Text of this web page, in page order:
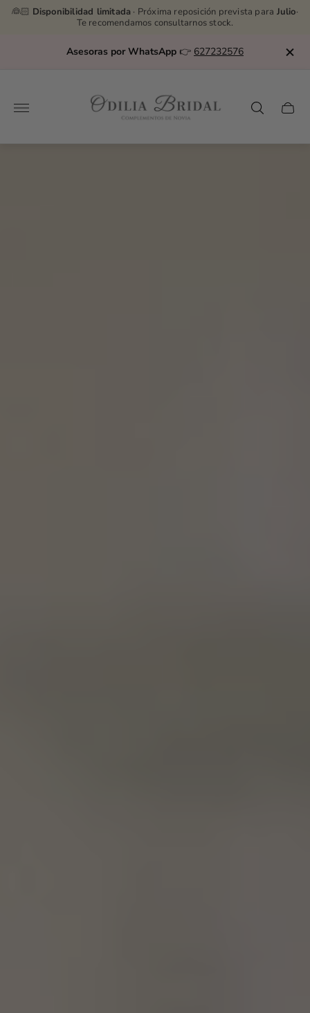
👰🏻 Disponibilidad limitada · Próxima reposición prevista para Julio·
Te recomendamos consultarnos stock.
Asesoras por WhatsApp 👉 627232576
Store
logo"
Cart